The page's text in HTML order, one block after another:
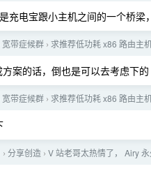
充电宝跟小主机之间的一个桥梁
宽带症候群 › 求推荐低功耗 x86 路由主
案的话，倒也是可以去考虑下的
宽带症候群 › 求推荐低功耗 x86 路由主
› 分享创造 › V 站老哥太热情了， Airy